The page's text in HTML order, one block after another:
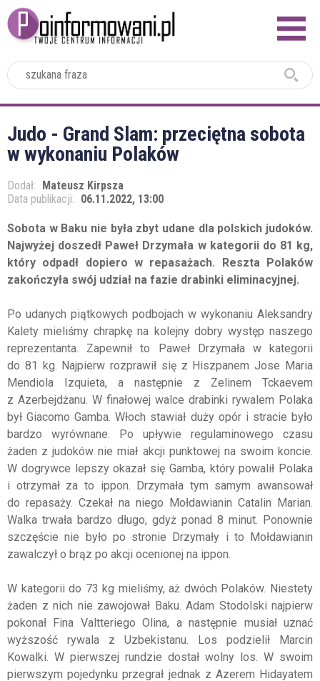
Judo - Grand Slam: przeciętna sobota
w wykonaniu Polaków
Dodał: Mateusz Kirpsza
Data publikacji: 06.11.2022, 13:00
Sobota w Baku nie była zbyt udane dla polskich judoków.
Najwyżej doszedł Paweł Drzymała w kategorii do 81 kg,
który odpadł dopiero w repasażach. Reszta Polaków
zakończyła swój udział na fazie drabinki eliminacyjnej.
Po udanych piątkowych podbojach w wykonaniu Aleksandry
Kalety mieliśmy chrapkę na kolejny dobry występ naszego
reprezentanta. Zapewnił to Paweł Drzymała w kategorii
do 81 kg. Najpierw rozprawił się z Hiszpanem Jose Maria
Mendiola Izquieta, a następnie z Zelinem Tckaevem
z Azerbejdżanu. W finałowej walce drabinki rywalem Polaka
był Giacomo Gamba. Włoch stawiał duży opór i stracie było
bardzo wyrównane. Po upływie regulaminowego czasu
żaden z judoków nie miał akcji punktowej na swoim koncie.
W dogrywce lepszy okazał się Gamba, który powalił Polaka
i otrzymał za to ippon. Drzymała tym samym awansował
do repasaży. Czekał na niego Mołdawianin Catalin Marian.
Walka trwała bardzo długo, gdyż ponad 8 minut. Ponownie
szczęście nie było po stronie Drzymały i to Mołdawianin
zawalczył o brąz po akcji ocenionej na ippon.
W kategorii do 73 kg mieliśmy, aż dwóch Polaków. Niestety
żaden z nich nie zawojował Baku. Adam Stodolski najpierw
pokonał Fina Valtteriego Olina, a następnie musiał uznać
wyższość rywala z Uzbekistanu. Los podzielił Marcin
Kowalki. W pierwszej rundzie dostał wolny los. W swoim
pierwszym pojedynku przegrał jednak z Azerem Hidayatem